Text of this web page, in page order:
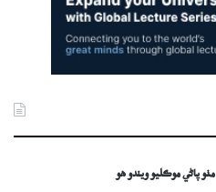
پاڻي موڪليو ويندو ھو